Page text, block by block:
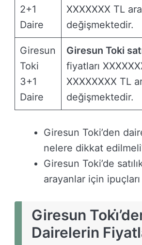
2+1
Daire
XXXXXXX TL
değişmektedir.
Giresun
Toki
3+1
Daire
Giresun Toki
fiyatları
XXXXXXXX TL
değişmektedir.
Giresun Toki’den
nelere dikkat
Giresun Toki’de
arayanlar için ipuçları
Giresun
Dairelerin